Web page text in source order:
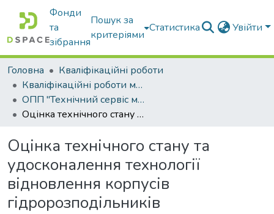
Фонди
та
зібрання
Пошук за
критеріями
Статистика Увійти
Головна
Кваліфікаційні роботи
Кваліфікаційні роботи магістрів
ОПП "Технічний сервіс машин та обладнання сільськогосподарського виробництва"
Оцінка технічного стану та удосконалення технології відновлення корпусів гідророзподільників
Оцінка технічного стану та
удосконалення технології
відновлення корпусів
гідророзподільників